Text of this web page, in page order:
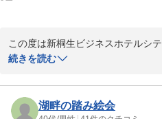
この度は新桐生ビジネスホテルシ
ありがとうございました。機会が
新桐生ビジネスホテル シティ
2025-12-18
続きを読む
湖畔の踏み絵会